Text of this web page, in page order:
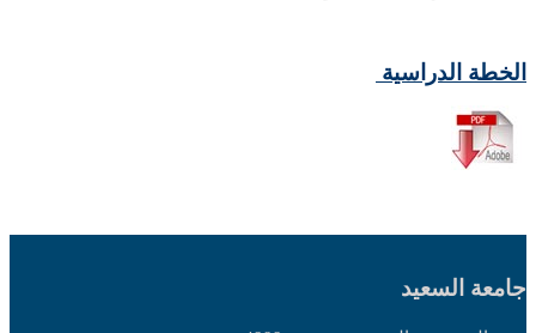
الخطة الدراسية
جامعة السعيد